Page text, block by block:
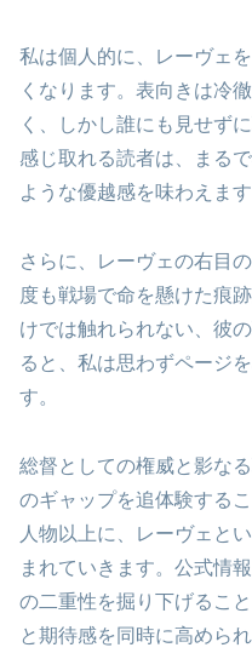
私は個人的に、レーヴェ
くなります。表向きは冷
く、しかし誰にも見せず
感じ取れる読者は、まる
ような優越感を味わえます
さらに、レーヴェの右目
度も戦場で命を懸けた痕
けでは触れられない、彼
ると、私は思わずページ
す。
総督としての権威と影な
のギャップを追体験する
人物以上に、レーヴェと
まれていきます。公式情
の二重性を掘り下げるこ
と期待感を同時に高められ